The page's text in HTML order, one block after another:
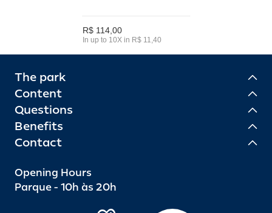
R$ 114,00
In up to 10X in R$ 11,40
The park
Content
Questions
Benefits
Contact
Opening Hours
Parque - 10h às 20h